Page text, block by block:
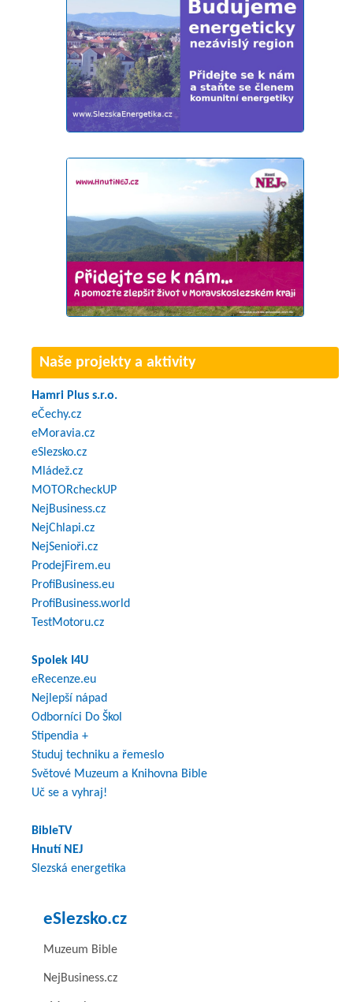
Naše projekty a aktivity
Hamri Plus s.r.o.
eČechy.cz
eMoravia.cz
eSlezsko.cz
Mládež.cz
MOTORcheckUP
NejBusiness.cz
NejChlapi.cz
NejSenioři.cz
ProdejFirem.eu
ProfiBusiness.eu
ProfiBusiness.world
TestMotoru.cz
Spolek I4U
eRecenze.eu
Nejlepší nápad
Odborníci Do Škol
Stipendia +
Studuj techniku a řemeslo
Světové Muzeum a Knihovna Bible
Uč se a vyhraj!
BibleTV
Hnutí NEJ
Slezská energetika
eSlezsko.cz
Muzeum Bible
NejBusiness.cz